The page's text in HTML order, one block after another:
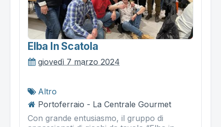
Elba In Scatola
giovedì 7 marzo 2024
Altro
Portoferraio - La Centrale Gourmet
Con grande entusiasmo, il gruppo di